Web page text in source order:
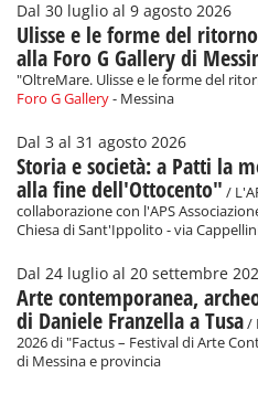
Dal 30 luglio al 9 agosto 2026
Ulisse e le forme del
alla Foro G Gallery di
"OltreMare. Ulisse e le forme del
Foro G Gallery- Messina
Dal 3 al 31 agosto 2026
Storia e società: a Patti la
alla fine dell'Ottocento" /
collaborazione con l'APS
Chiesa di Sant'Ippolito - via
Dal 24 luglio al 20 settembre
Arte contemporanea,
di Daniele Franzella a Tusa/
2026 di "Factus – Festival di Arte
di Messina e provincia